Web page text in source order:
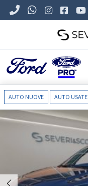
AUTO NUOVE AUTO USATE